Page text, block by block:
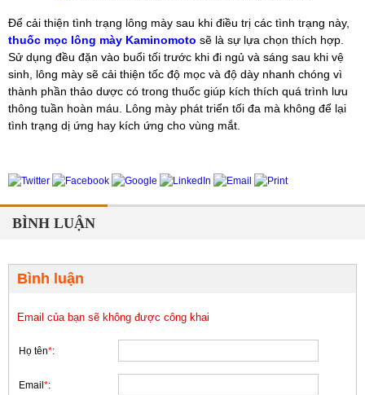
Để cải thiện tình trạng lông mày sau khi điều trị các tình trạng này,
thuốc mọc lông mày Kaminomoto sẽ là sự lựa chọn thích hợp.
Sử dụng đều đặn vào buổi tối trước khi đi ngủ và sáng sau khi vệ
sinh, lông mày sẽ cải thiện tốc độ mọc và độ dày nhanh chóng vì
thành phần thảo dược có trong thuốc giúp kích thích quá trình lưu
thông tuần hoàn máu. Lông mày phát triển tối đa mà không để lại
tình trạng dị ứng hay kích ứng cho vùng mắt.
BÌNH LUẬN
Bình luận
Email của bạn sẽ không được công khai
Họ tên*:
Email *: